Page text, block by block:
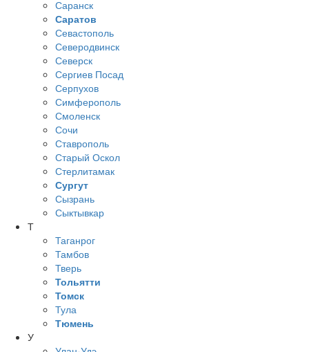
Саранск
Саратов
Севастополь
Северодвинск
Северск
Сергиев Посад
Серпухов
Симферополь
Смоленск
Сочи
Ставрополь
Старый Оскол
Стерлитамак
Сургут
Сызрань
Сыктывкар
Т
Таганрог
Тамбов
Тверь
Тольятти
Томск
Тула
Тюмень
У